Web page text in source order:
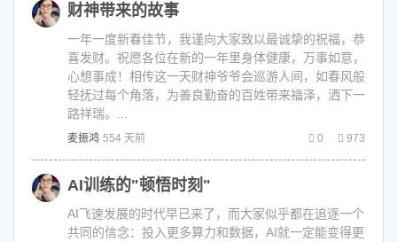
财神带来的故事
一年一度新春佳节，我谨向大家致以最诚挚的祝福，恭
喜发财。祝愿各位在新的一年里身体健康，万事如意，
心想事成！相传这一天财神爷爷会巡游人间，如春风般
轻抚过每个角落，为善良勤奋的百姓带来福泽，洒下一
路祥瑞。...
麦振鸿 554 天前 0 973
AI训练的"顿悟时刻"
AI飞速发展的时代早已来了，而大家似乎都在追逐一个
共同的信念：投入更多算力和数据，AI就一定能变得更